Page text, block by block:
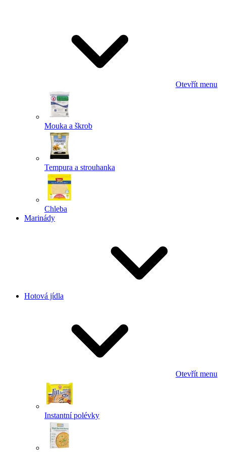
Otevřít menu
Mouka a škrob
Tempura a strouhanka
Chleba
Marinády
Hotová jídla
Otevřít menu
Instantní polévky
Powered by chaterimo